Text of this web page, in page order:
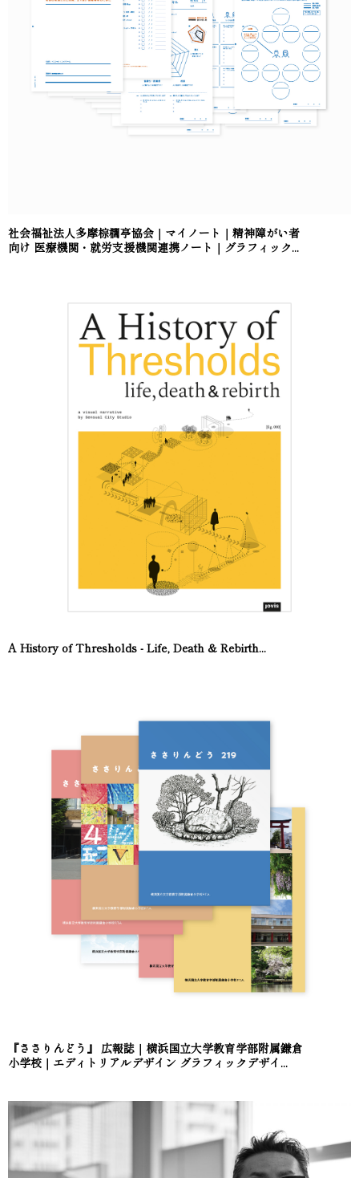
社会福祉法人多摩棕櫚亭協会｜マイノート｜精神障がい者
向け 医療機関・就労支援機関連携ノート｜グラフィック...
A History of Thresholds - Life, Death & Rebirth...
『ささりんどう』 広報誌｜横浜国立大学教育学部附属鎌倉
小学校｜エディトリアルデザイン グラフィックデザイ...